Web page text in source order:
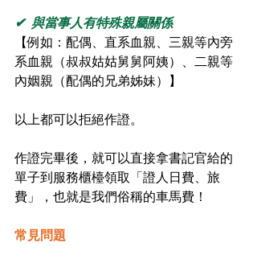
✔  與當事人有特殊親屬關係
【例如：配偶、直系血親、三親等內旁
系血親（叔叔姑姑舅舅阿姨）、二親等
內姻親（配偶的兄弟姊妹）】
⁡⁡以上都可以拒絕作證。
作證完畢後，就可以直接拿書記官給的
單子到服務櫃檯領取「證人日費、旅
費」，也就是我們俗稱的車馬費！
常見問題